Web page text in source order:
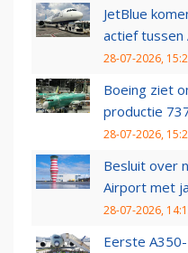
JetBlue
actief tussen
28-07-2026,
Boeing ziet
productie
28-07-2026,
Besluit over
Airport met
28-07-2026,
Eerste